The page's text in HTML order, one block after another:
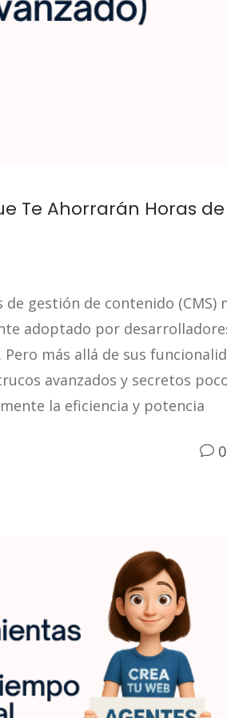
Te Ahorrarán Horas de
gestión de contenido (CMS)
adoptado por
más allá de sus
avanzados y secretos
la eficiencia y potencia
0